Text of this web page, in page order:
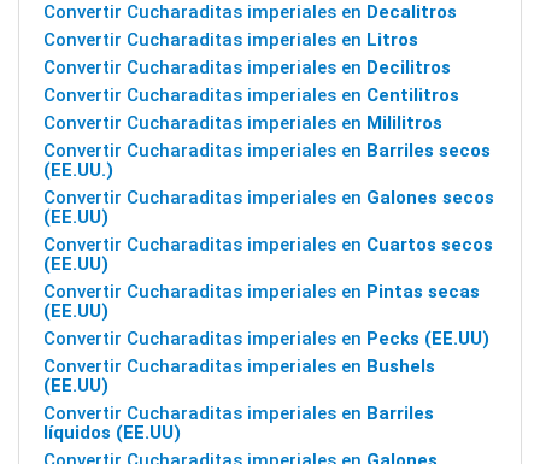
Convertir Cucharaditas imperiales en Decalitros
Convertir Cucharaditas imperiales en Litros
Convertir Cucharaditas imperiales en Decilitros
Convertir Cucharaditas imperiales en Centilitros
Convertir Cucharaditas imperiales en Mililitros
Convertir Cucharaditas imperiales en Barriles secos
(EE.UU.)
Convertir Cucharaditas imperiales en Galones secos
(EE.UU)
Convertir Cucharaditas imperiales en Cuartos secos
(EE.UU)
Convertir Cucharaditas imperiales en Pintas secas
(EE.UU)
Convertir Cucharaditas imperiales en Pecks (EE.UU)
Convertir Cucharaditas imperiales en Bushels
(EE.UU)
Convertir Cucharaditas imperiales en Barriles
líquidos (EE.UU)